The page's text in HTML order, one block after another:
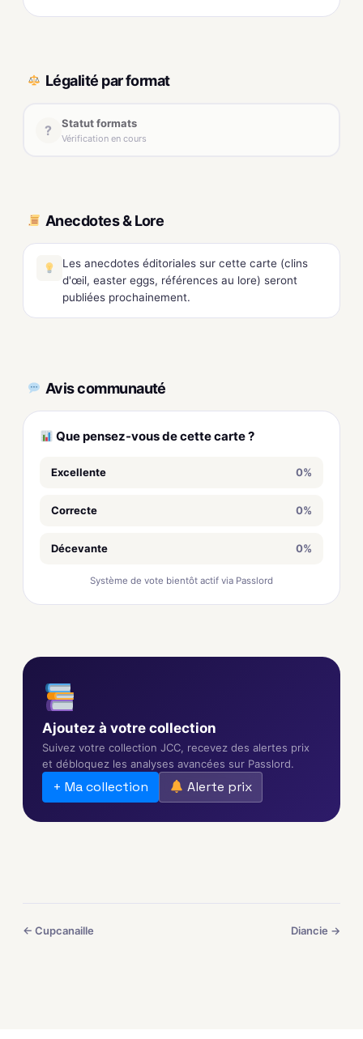
Légalité par format
? Statut formats
Vérification en cours
Anecdotes & Lore
Les anecdotes éditoriales sur cette carte (clins
d'œil, easter eggs, références au lore) seront
publiées prochainement.
Avis communauté
Que pensez-vous de cette carte ?
Excellente 0%
Correcte 0%
Décevante 0%
Système de vote bientôt actif via Passlord
Ajoutez à votre collection
Suivez votre collection JCC, recevez des alertes prix
et débloquez les analyses avancées sur Passlord.
+ Ma collection Alerte prix
← Cupcanaille Diancie →